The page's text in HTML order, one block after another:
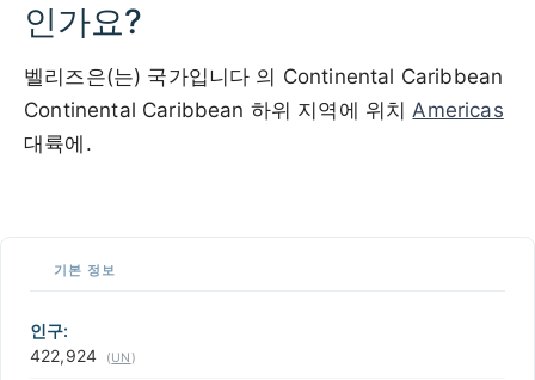
인가요?
벨리즈은(는) 국가입니다 의 Continental Caribbean
Continental Caribbean 하위 지역에 위치Americas
대륙에.
−
기본 정보
인구:
422,924
(UN)